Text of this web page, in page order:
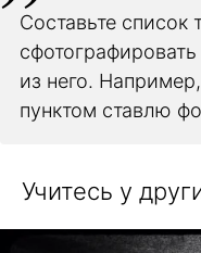
Составьте список
из него.
пунктом ставлю
Учитесь у